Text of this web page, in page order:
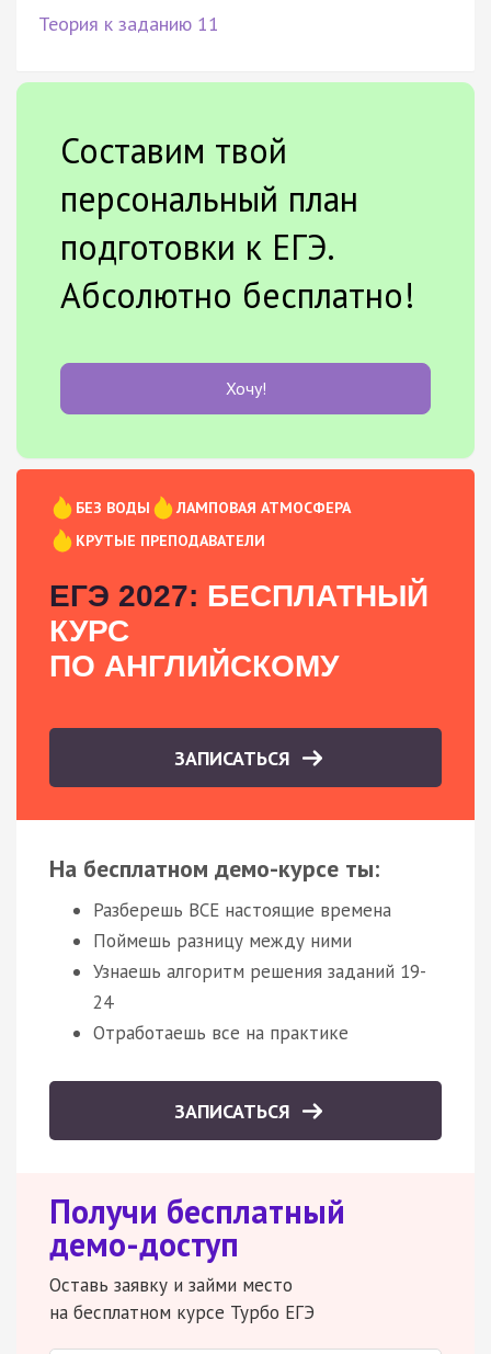
Теория к заданию 11
Составим твой
персональный план
подготовки к ЕГЭ.
Абсолютно бесплатно!
Хочу!
БЕЗ ВОДЫ
ЛАМПОВАЯ АТМОСФЕРА
КРУТЫЕ ПРЕПОДАВАТЕЛИ
ЕГЭ 2027: БЕСПЛАТНЫЙ
КУРС
ПО АНГЛИЙСКОМУ
ЗАПИСАТЬСЯ
На бесплатном демо-курсе ты:
Разберешь ВСЕ настоящие времена
Поймешь разницу между ними
Узнаешь алгоритм решения заданий 19-
24
Отработаешь все на практике
ЗАПИСАТЬСЯ
Получи бесплатный
демо-доступ
Оставь заявку и займи место
на бесплатном курсе Турбо ЕГЭ